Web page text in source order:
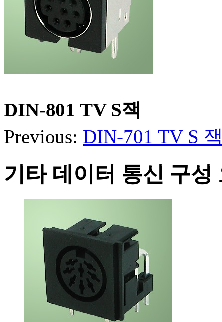
DIN-801 TV S잭
Previous: DIN-701 TV S
기타 데이터 통신 구성